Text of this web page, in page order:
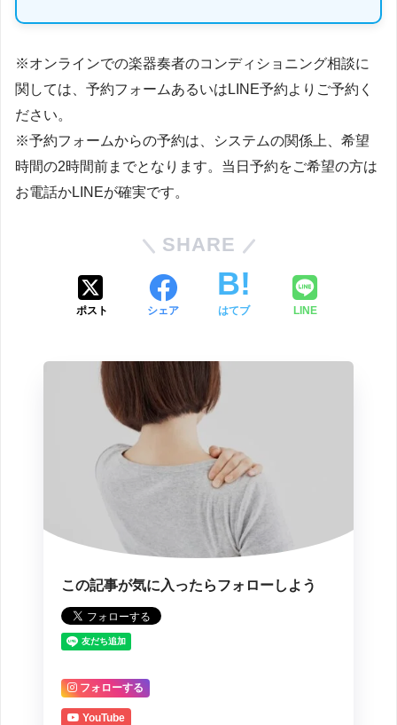
※オンラインでの楽器奏者のコンディショニング相談に
関しては、予約フォームあるいはLINE予約よりご予約く
ださい。
※予約フォームからの予約は、システムの関係上、希望
時間の2時間前までとなります。当日予約をご希望の方は
お電話かLINEが確実です。
SHARE
ポスト シェア はてブ LINE
この記事が気に入ったらフォローしよう
フォローする
YouTube